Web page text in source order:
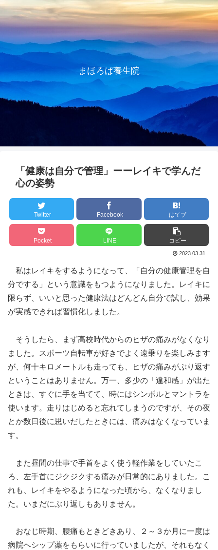
まほろば養生院
「健康は自分で管理」ーーレイキで学んだ
心の姿勢
Twitter Facebook はてブ
Pocket LINE コピー
2023.03.31
私はレイキをするようになって、「自分の健康管理を自
分でする」という意識をもつようになりました。レイキに
限らず、いいと思った健康法はどんどん自分で試し、効果
が実感できれば習慣化しました。
そうしたら、まず高校時代からのヒザの痛みがなくなり
ました。スポーツ自転車が好きでよく遠乗りを楽しみます
が、何十キロメートルも走っても、ヒザの痛みがぶり返す
ということはありません。万一、多少の「違和感」が出た
ときは、すぐに手を当てて、時にはシンボルとマントラを
使います。走りはじめると忘れてしまうのですが、その夜
とか数日後に思いだしたときには、痛みはなくなっていま
す。
また昼間の仕事で手首をよく使う軽作業をしていたこ
ろ、左手首にジクジクする痛みが日常的にありました。こ
れも、レイキをやるようになった頃から、なくなりまし
た。いまだにぶり返しもありません。
おなじ時期、腰痛もときどきあり、２～３か月に一度は
病院へシップ薬をもらいに行っていましたが、それもなく